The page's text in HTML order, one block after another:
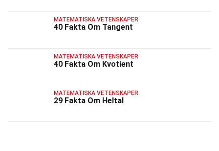
MATEMATISKA VETENSKAPER
40 Fakta Om Tangent
MATEMATISKA VETENSKAPER
40 Fakta Om Kvotient
MATEMATISKA VETENSKAPER
29 Fakta Om Heltal